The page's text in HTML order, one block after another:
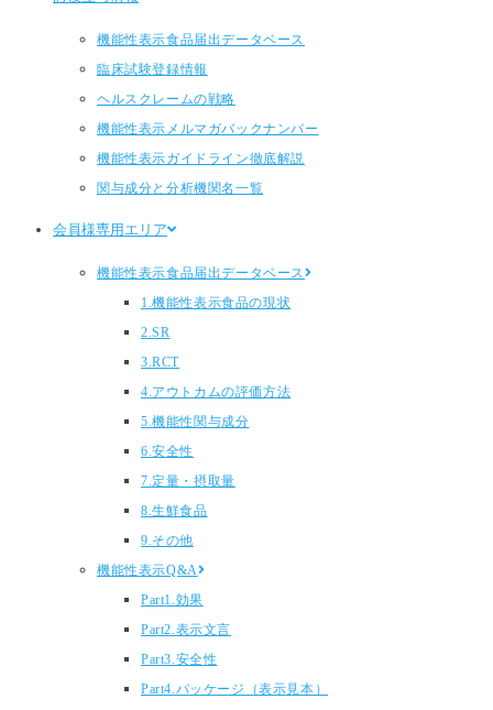
機能性表示食品届出データベース
臨床試験登録情報
ヘルスクレームの戦略
機能性表示メルマガバックナンバー
機能性表示ガイドライン徹底解説
関与成分と分析機関名一覧
会員様専用エリア
機能性表示食品届出データベース
1.機能性表示食品の現状
2.SR
3.RCT
4.アウトカムの評価方法
5.機能性関与成分
6.安全性
7.定量・摂取量
8.生鮮食品
9.その他
機能性表示Q&A
Part1.効果
Part2.表示文言
Part3.安全性
Part4.パッケージ（表示見本）